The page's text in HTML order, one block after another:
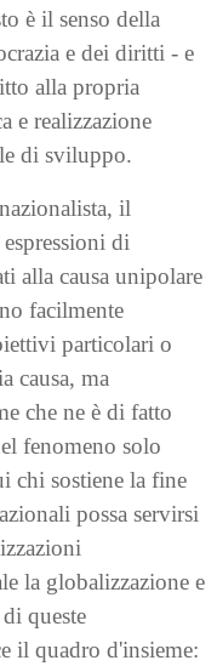
è il senso della
e dei diritti - e
alla propria
e realizzazione
di sviluppo.
il
di
alla causa unipolare
facilmente
particolari o
causa, ma
che ne è di fatto
fenomeno solo
chi sostiene la fine
possa servirsi
la globalizzazione e
queste
il quadro d'insieme: